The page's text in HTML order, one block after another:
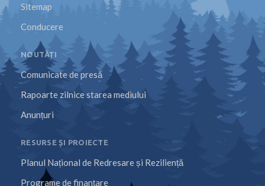
Sitemap
Conducere
NOUTĂȚI
Comunicate de presă
Rapoarte zilnice starea mediului
Anunțuri
RESURSE ȘI PROIECTE
Planul Național de Redresare și Reziliență
Programe de finanțare